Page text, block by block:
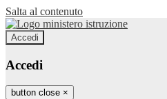
Salta al contenuto
Accedi
Accedi
button close ×